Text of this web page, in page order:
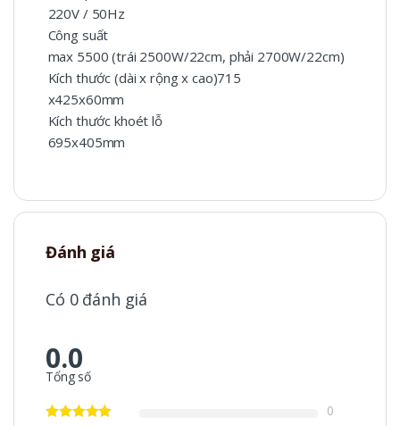
220V / 50Hz
Công suất
max 5500 (trái 2500W/22cm, phải 2700W/22cm)
Kích thước (dài x rộng x cao)715
x425x60mm
Kích thước khoét lỗ
695x405mm
Đánh giá
Có 0 đánh giá
0.0
Tổng số
0